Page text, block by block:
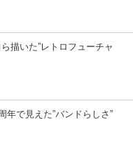
描いた”レトロフューチャ
年で見えた”バンドらしさ”